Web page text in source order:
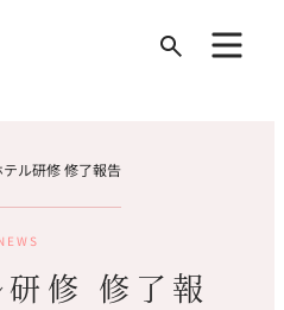
Search
ル研修 修了報告
修 修了報